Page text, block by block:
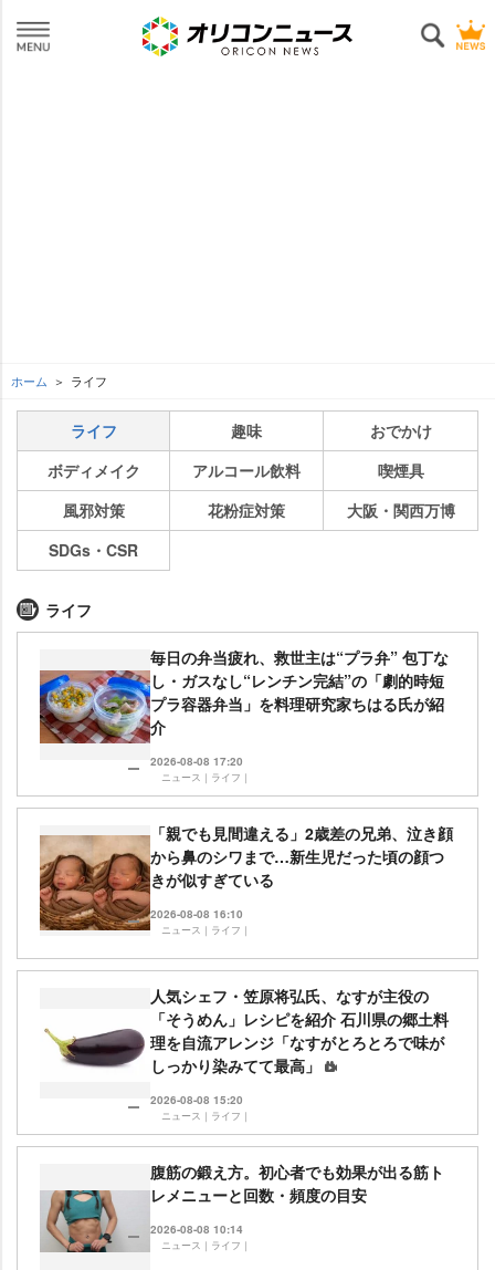
ホーム ライフ
ライフ 趣味
おでかけ
ボディメイク
アルコール飲料
喫煙具
風邪対策
花粉症対策
大阪・関西万博
SDGs・CSR
ライフ
毎日の弁当疲れ、救世主は“プラ弁” 包丁な
し・ガスなし“レンチン完結”の「劇的時短
プラ容器弁当」を料理研究家ちはる氏が紹
介
2026-08-08 17:20
ニュース｜ライフ｜
「親でも見間違える」2歳差の兄弟、泣き顔
から鼻のシワまで…新生児だった頃の顔つ
きが似すぎている
2026-08-08 16:10
ニュース｜ライフ｜
人気シェフ・笠原将弘氏、なすが主役の
「そうめん」レシピを紹介 石川県の郷土料
理を自流アレンジ「なすがとろとろで味が
しっかり染みてて最高」
2026-08-08 15:20
ニュース｜ライフ｜
腹筋の鍛え方。初心者でも効果が出る筋ト
レメニューと回数・頻度の目安
2026-08-08 10:14
ニュース｜ライフ｜